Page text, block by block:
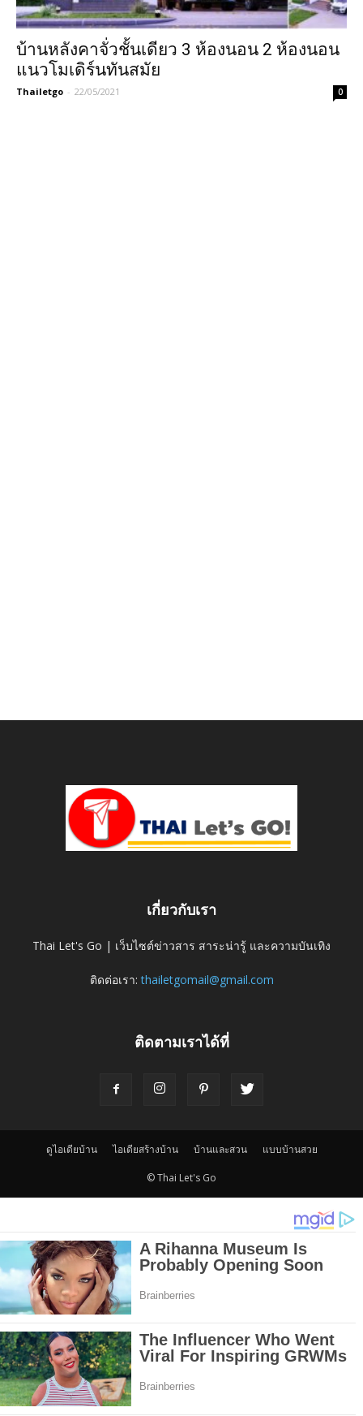
บ้านหลังคาจั่วชั้นเดียว 3 ห้องนอน 2 ห้องนอน
แนวโมเดิร์นทันสมัย
Thailetgo - 22/05/2021 0
เกี่ยวกับเรา
Thai Let's Go | เว็บไซต์ข่าวสาร สาระน่ารู้ และความบันเทิง
ติดต่อเรา:thailetgomail@gmail.com
ติดตามเราได้ที่
ดูไอเดียบ้าน ไอเดียสร้างบ้าน บ้านและสวน แบบบ้านสวย
© Thai Let's Go